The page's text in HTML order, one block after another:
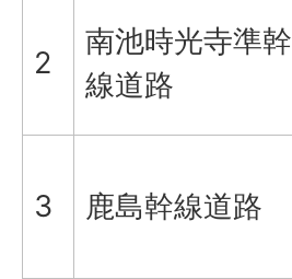
2
南池時光寺準幹
線道路
3 鹿島幹線道路